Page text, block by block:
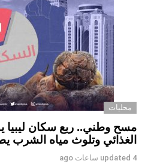
محليات
مسح وطني.. ربع سكان ليبيا
الغذائي وتلوث مياه الشرب يطال 46% من
updated 4 ساعات ago